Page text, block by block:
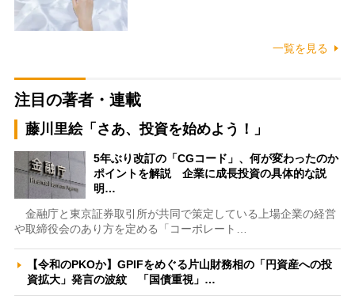
一覧を見る
注目の著者・連載
藤川里絵「さあ、投資を始めよう！」
5年ぶり改訂の「CGコード」、何が変わったのか
ポイントを解説 企業に成長投資の具体的な説
明…
金融庁と東京証券取引所が共同で策定している上場企業の経営
や取締役会のあり方を定める「コーポレート…
【令和のPKOか】GPIFをめぐる片山財務相の「円資産への投
資拡大」発言の波紋 「国債重視」…